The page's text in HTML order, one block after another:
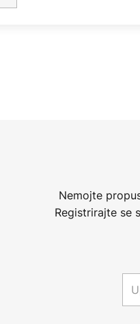
Nemojte
Registrirajte se